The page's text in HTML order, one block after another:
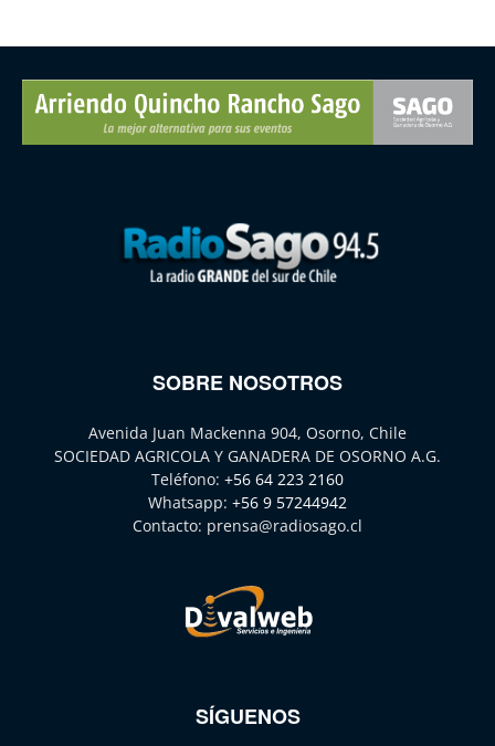
SOBRE NOSOTROS
Avenida Juan Mackenna 904, Osorno, Chile
SOCIEDAD AGRICOLA Y GANADERA DE OSORNO A.G.
Teléfono: +56 64 223 2160
Whatsapp: +56 9 57244942
Contacto: prensa@radiosago.cl
SÍGUENOS